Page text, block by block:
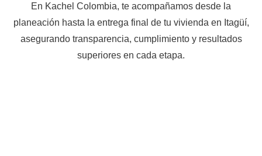
En Kachel Colombia, te acompañamos desde la
planeación hasta la entrega final de tu vivienda en Itagüí,
asegurando transparencia, cumplimiento y resultados
superiores en cada etapa.